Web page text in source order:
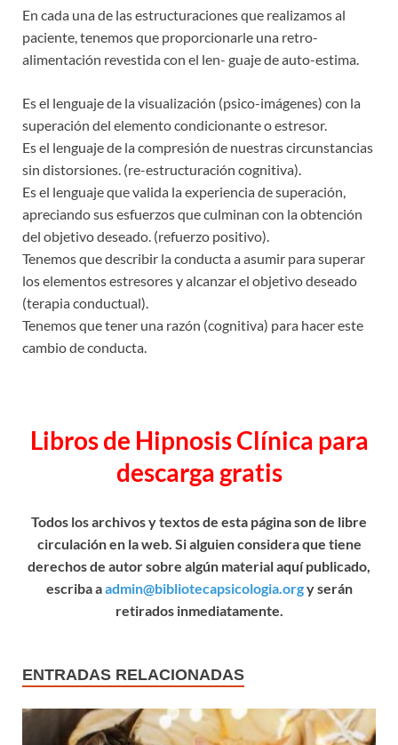
En cada una de las estructuraciones que realizamos al
paciente, tenemos que proporcionarle una retro-
alimentación revestida con el len- guaje de auto-estima.
Es el lenguaje de la visualización (psico-imágenes) con la
superación del elemento condicionante o estresor.
Es el lenguaje de la compresión de nuestras circunstancias
sin distorsiones. (re-estructuración cognitiva).
Es el lenguaje que valida la experiencia de superación,
apreciando sus esfuerzos que culminan con la obtención
del objetivo deseado. (refuerzo positivo).
Tenemos que describir la conducta a asumir para superar
los elementos estresores y alcanzar el objetivo deseado
(terapia conductual).
Tenemos que tener una razón (cognitiva) para hacer este
cambio de conducta.
Libros de Hipnosis Clínica para
descarga gratis
Todos los archivos y textos de esta página son de libre
circulación en la web. Si alguien considera que tiene
derechos de autor sobre algún material aquí publicado,
escriba aadmin@bibliotecapsicologia.orgy serán
retirados inmediatamente.
ENTRADAS RELACIONADAS